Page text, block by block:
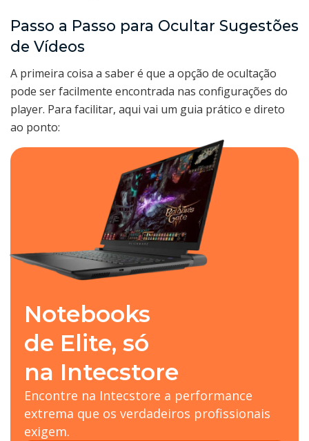
Passo a Passo para Ocultar Sugestões
de Vídeos
A primeira coisa a saber é que a opção de ocultação
pode ser facilmente encontrada nas configurações do
player. Para facilitar, aqui vai um guia prático e direto
ao ponto:
Notebooks
de Elite, só
na Intecstore
Encontre na Intecstore a performance
extrema que os verdadeiros profissionais
exigem.